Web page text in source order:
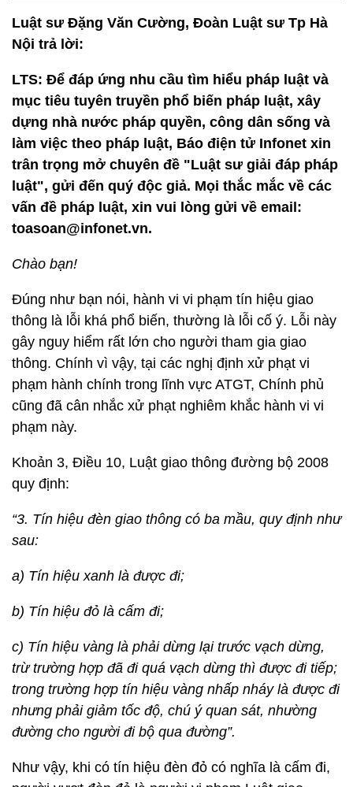
Luật sư Đặng Văn Cường, Đoàn Luật sư Tp Hà
Nội trả lời:
LTS: Để đáp ứng nhu cầu tìm hiểu pháp luật và
mục tiêu tuyên truyền phổ biến pháp luật, xây
dựng nhà nước pháp quyền, công dân sống và
làm việc theo pháp luật, Báo điện tử Infonet xin
trân trọng mở chuyên đề "Luật sư giải đáp pháp
luật", gửi đến quý độc giả. Mọi thắc mắc về các
vấn đề pháp luật, xin vui lòng gửi về email:
toasoan@infonet.vn.
Chào bạn!
Đúng như bạn nói, hành vi vi phạm tín hiệu giao
thông là lỗi khá phổ biến, thường là lỗi cố ý. Lỗi này
gây nguy hiểm rất lớn cho người tham gia giao
thông. Chính vì vậy, tại các nghị định xử phạt vi
phạm hành chính trong lĩnh vực ATGT, Chính phủ
cũng đã cân nhắc xử phạt nghiêm khắc hành vi vi
phạm này.
Khoản 3, Điều 10, Luật giao thông đường bộ 2008
quy định:
“3. Tín hiệu đèn giao thông có ba mầu, quy định như
sau:
a) Tín hiệu xanh là được đi;
b) Tín hiệu đỏ là cấm đi;
c) Tín hiệu vàng là phải dừng lại trước vạch dừng,
trừ trường hợp đã đi quá vạch dừng thì được đi tiếp;
trong trường hợp tín hiệu vàng nhấp nháy là được đi
nhưng phải giảm tốc độ, chú ý quan sát, nhường
đường cho người đi bộ qua đường”.
Như vậy, khi có tín hiệu đèn đỏ có nghĩa là cấm đi,